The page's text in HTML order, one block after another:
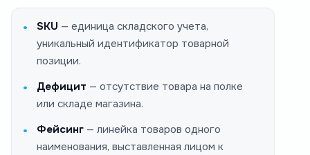
SKU — единица складского учета,
уникальный идентификатор товарной
позиции.
Дефицит — отсутствие товара на полке
или складе магазина.
Фейсинг — линейка товаров одного
наименования, выставленная лицом к